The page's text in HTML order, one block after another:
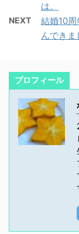
は。
NEXT
結婚10
んできま
プロフィール